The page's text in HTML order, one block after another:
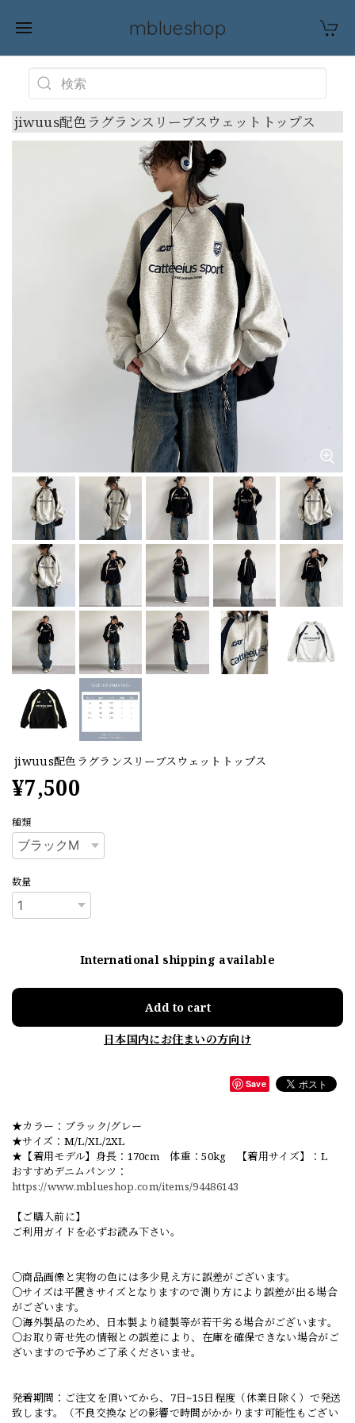
mblueshop
jiwuus配色ラグランスリーブスウェットトップス
jiwuus配色ラグランスリーブスウェットトップス
¥7,500
種類
数量
International shipping available
Add to cart
日本国内にお住まいの方向け
Save
★カラー：ブラック/グレー
★サイズ：M/L/XL/2XL
★【着用モデル】身長：170cm 体重：50kg 【着用サイズ】：L
おすすめデニムパンツ：
https://www.mblueshop.com/items/94486143
【ご購入前に】
ご利用ガイドを必ずお読み下さい。
○商品画像と実物の色には多少見え方に誤差がございます。
○サイズは平置きサイズとなりますので測り方により誤差が出る場合
がございます。
○海外製品のため、日本製より縫製等が若干劣る場合がございます。
○お取り寄せ先の情報との誤差により、在庫を確保できない場合がご
ざいますので予めご了承くださいませ。
発着期間：ご注文を頂いてから、7日~15日程度（休業日除く）で発送
致します。（不良交換などの影響で時間がかかります可能性もござい